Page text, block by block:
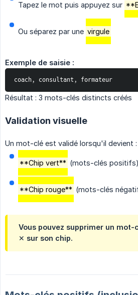
Tapez le mot puis appuyez sur
Ou séparez par une virgule
Exemple de saisie :
coach, consultant, formateur
Résultat : 3 mots-clés distincts créés
Validation visuelle
Un mot-clé est validé lorsqu'il devient :
**Chip vert** (mots-clés positifs)
**Chip rouge** (mots-clés
Vous pouvez supprimer un
✕ sur son chip.